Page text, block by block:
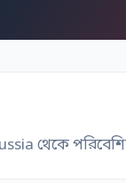
থেকে